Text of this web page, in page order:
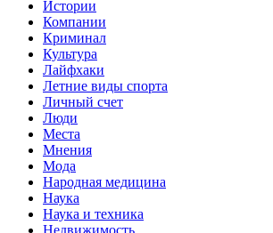
Истории
Компании
Криминал
Культура
Лайфхаки
Летние виды спорта
Личный счет
Люди
Места
Мнения
Мода
Народная медицина
Наука
Наука и техника
Недвижимость